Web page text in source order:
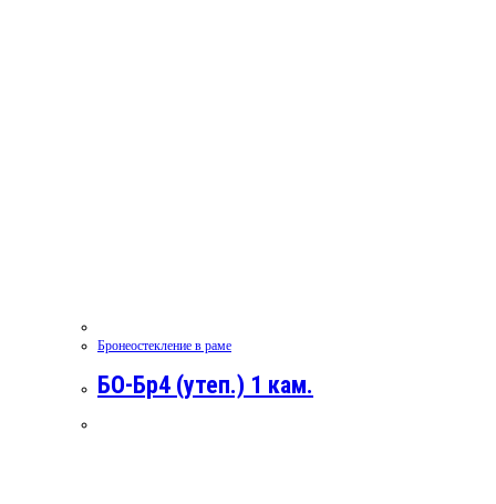
Бронеостекление в раме
БО-Бр4 (утеп.) 1 кам.